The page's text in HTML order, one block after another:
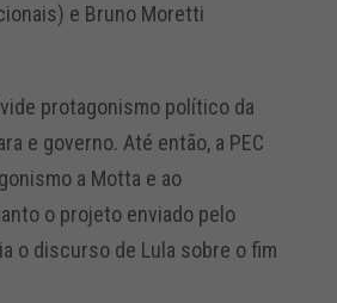
e Bruno Moretti
protagonismo político da
e governo. Até então, a PEC
a Motta e ao
o projeto enviado pelo
o discurso de Lula sobre o fim